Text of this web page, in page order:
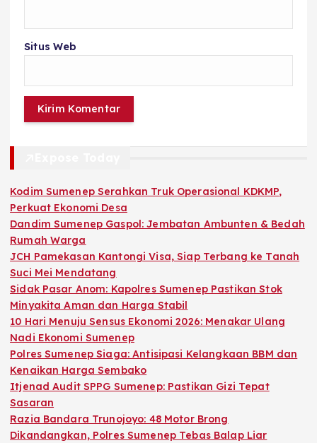
Situs Web
Kodim Sumenep Serahkan Truk Operasional KDKMP,
Perkuat Ekonomi Desa
Dandim Sumenep Gaspol: Jembatan Ambunten & Bedah
Rumah Warga
JCH Pamekasan Kantongi Visa, Siap Terbang ke Tanah
Suci Mei Mendatang
Sidak Pasar Anom: Kapolres Sumenep Pastikan Stok
Minyakita Aman dan Harga Stabil
10 Hari Menuju Sensus Ekonomi 2026: Menakar Ulang
Nadi Ekonomi Sumenep
Polres Sumenep Siaga: Antisipasi Kelangkaan BBM dan
Kenaikan Harga Sembako
Itjenad Audit SPPG Sumenep: Pastikan Gizi Tepat
Sasaran
Razia Bandara Trunojoyo: 48 Motor Brong
Dikandangkan, Polres Sumenep Tebas Balap Liar